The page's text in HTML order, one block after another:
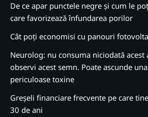
De ce apar punctele negre și cum le
care favorizează înfundarea porilor
Cât poți economisi cu panouri
Neurolog: nu consuma niciodată acest
observi acest semn. Poate ascunde
periculoase toxine
Greșeli financiare frecvente pe care
30 de ani